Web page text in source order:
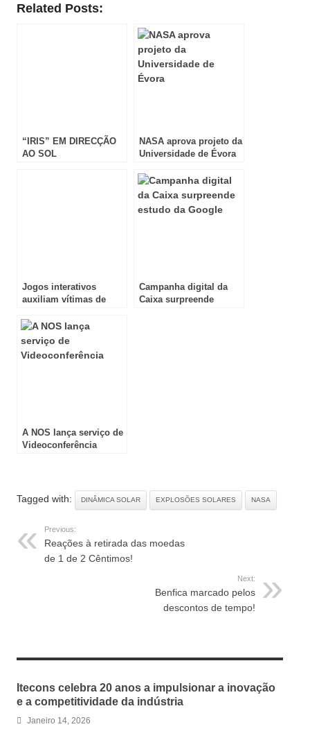
Related Posts:
“IRIS” EM DIRECÇÃO
AO SOL
NASA aprova projeto da
Universidade de Évora
Jogos interativos
auxiliam vítimas de
cerebrais
Campanha digital da
Caixa surpreende
A NOS lança serviço de
Videoconferência
Tagged with: DINÂMICA SOLAR EXPLOSÕES SOLARES NASA
Previous:
Reações à retirada das moedas
de 1 de 2 Cêntimos!
Next:
Benfica marcado pelos
descontos de tempo!
Itecons celebra 20 anos a impulsionar a inovação
e a competitividade da indústria
Janeiro 14, 2026